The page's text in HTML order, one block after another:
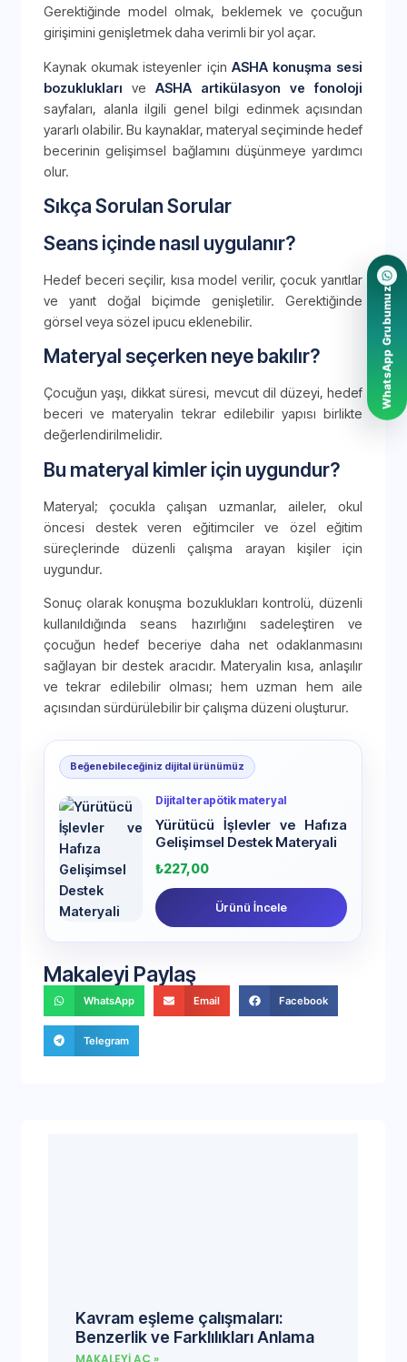
Gerektiğinde model olmak, beklemek ve çocuğun
girişimini genişletmek daha verimli bir yol açar.
Kaynak okumak isteyenler için ASHA konuşma sesi
bozuklukları ve ASHA artikülasyon ve fonoloji
sayfaları, alanla ilgili genel bilgi edinmek açısından
yararlı olabilir. Bu kaynaklar, materyal seçiminde hedef
becerinin gelişimsel bağlamını düşünmeye yardımcı
olur.
Sıkça Sorulan Sorular
Seans içinde nasıl uygulanır?
Hedef beceri seçilir, kısa model verilir, çocuk yanıtlar
ve yanıt doğal biçimde genişletilir. Gerektiğinde
görsel veya sözel ipucu eklenebilir.
Materyal seçerken neye bakılır?
Çocuğun yaşı, dikkat süresi, mevcut dil düzeyi, hedef
beceri ve materyalin tekrar edilebilir yapısı birlikte
değerlendirilmelidir.
Bu materyal kimler için uygundur?
Materyal; çocukla çalışan uzmanlar, aileler, okul
öncesi destek veren eğitimciler ve özel eğitim
süreçlerinde düzenli çalışma arayan kişiler için
uygundur.
Sonuç olarak konuşma bozuklukları kontrolü, düzenli
kullanıldığında seans hazırlığını sadeleştiren ve
çocuğun hedef beceriye daha net odaklanmasını
sağlayan bir destek aracıdır. Materyalin kısa, anlaşılır
ve tekrar edilebilir olması; hem uzman hem aile
açısından sürdürülebilir bir çalışma düzeni oluşturur.
Beğenebileceğiniz dijital ürünümüz
Dijital terapötik materyal
Yürütücü İşlevler ve Hafıza
Gelişimsel Destek Materyali
₺227,00
Ürünü İncele
Makaleyi Paylaş
WhatsApp Email Facebook
Telegram
Kavram eşleme çalışmaları:
Benzerlik ve Farklılıkları Anlama
WhatsApp Grubumuz